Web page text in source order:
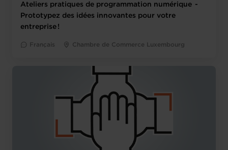
Ateliers pratiques de programmation numérique -
Prototypez des idées innovantes pour votre
entreprise !
Français Chambre de Commerce Luxembourg